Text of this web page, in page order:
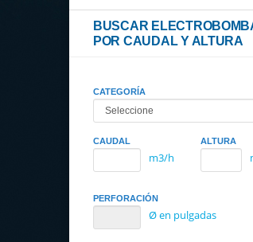
BUSCAR
POR CAUDAL Y ALTURA
CATEGORÍA
CAUDAL
m3/h
ALTURA
PERFORACIÓN
Ø en pulgadas